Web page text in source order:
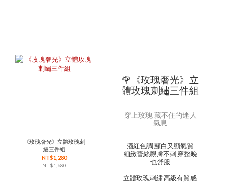
《玫瑰奢光》立體玫瑰刺
繡三件組
NT$1,280
NT$1,680
🌹《玫瑰奢光》立
體玫瑰刺繡三件組
穿上玫瑰 藏不住的迷人
氣息
酒紅色調 顯白又顯氣質
細緻蕾絲親膚不刺 穿整晚
也舒服
立體玫瑰刺繡 高級有質感